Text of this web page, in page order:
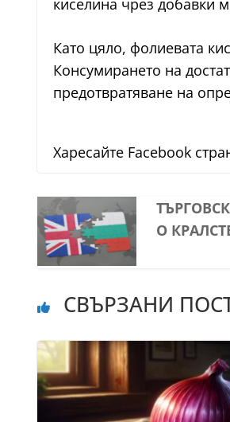
киселина чрез добавки
Като цяло, фолиевата
Консумирането на
предотвратяване на
Харесайте Facebook
О
СВЪРЗАНИ